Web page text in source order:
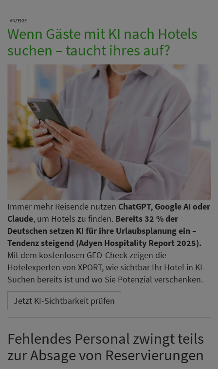
ANZEIGE
Wenn Gäste mit KI nach Hotels
suchen – taucht ihres auf?
Immer mehr Reisende nutzen ChatGPT, Google AI oder
Claude, um Hotels zu finden. Bereits 32 % der
Deutschen setzen KI für ihre Urlaubsplanung ein –
Tendenz steigend (Adyen Hospitality Report 2025).
Mit dem kostenlosen GEO-Check zeigen die
Hotelexperten von XPORT, wie sichtbar Ihr Hotel in KI-
Suchen bereits ist und wo Sie Potenzial verschenken.
Jetzt KI-Sichtbarkeit prüfen
Fehlendes Personal zwingt teils
zur Absage von Reservierungen